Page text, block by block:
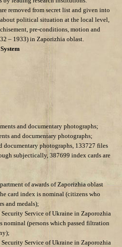
removed from secret list and given into
political situation at the local level,
pre-conditions, motion and
– 1933) in Zaporizhia oblast.
and documentary photographs;
and documentary photographs;
documentary photographs, 133727 files
subjectically, 387699 index cards are
of awards of Zaporizhia oblast
card index is nominal (citizens who
and medals);
Service of Ukraine in Zaporozhia
nominal (persons which passed filtration
Service of Ukraine in Zaporozhia